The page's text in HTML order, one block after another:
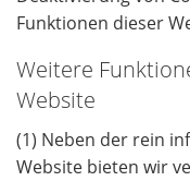
Funktionen dieser
Weitere
Website
(1) Neben der rein
Website bieten wir